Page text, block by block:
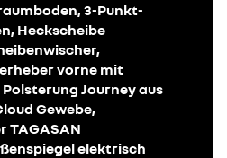
3-Punkt-
Heckscheibe
vorne mit
Journey aus
Gewebe,
TAGASAN
elektrisch